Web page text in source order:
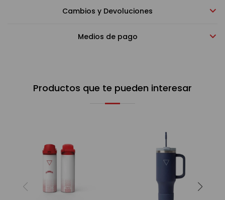
Cambios y Devoluciones
Medios de pago
Productos que te pueden interesar
Cuidado personal